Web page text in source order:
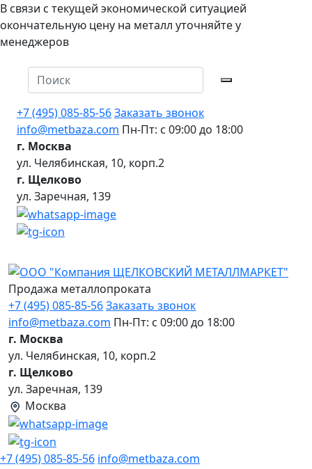
В связи с текущей экономической ситуацией
окончательную цену на металл уточняйте у
менеджеров
+7 (495) 085-85-56Заказать звонок
info@metbaza.com Пн-Пт: с 09:00 до 18:00
г. Москва
ул. Челябинская, 10, корп.2
г. Щелково
ул. Заречная, 139
Продажа металлопроката
+7 (495) 085-85-56Заказать звонок
info@metbaza.com Пн-Пт: с 09:00 до 18:00
г. Москва
ул. Челябинская, 10, корп.2
г. Щелково
ул. Заречная, 139
Москва
+7 (495) 085-85-56 info@metbaza.com